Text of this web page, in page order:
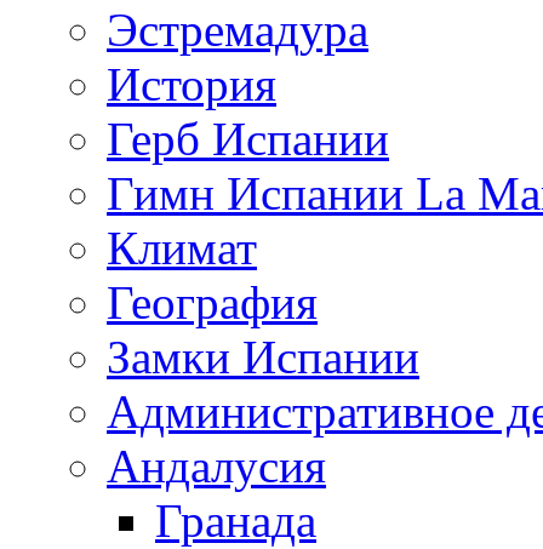
Эстремадура
История
Герб Испании
Гимн Испании La
Климат
География
Замки Испании
Административное
Андалусия
Гранада